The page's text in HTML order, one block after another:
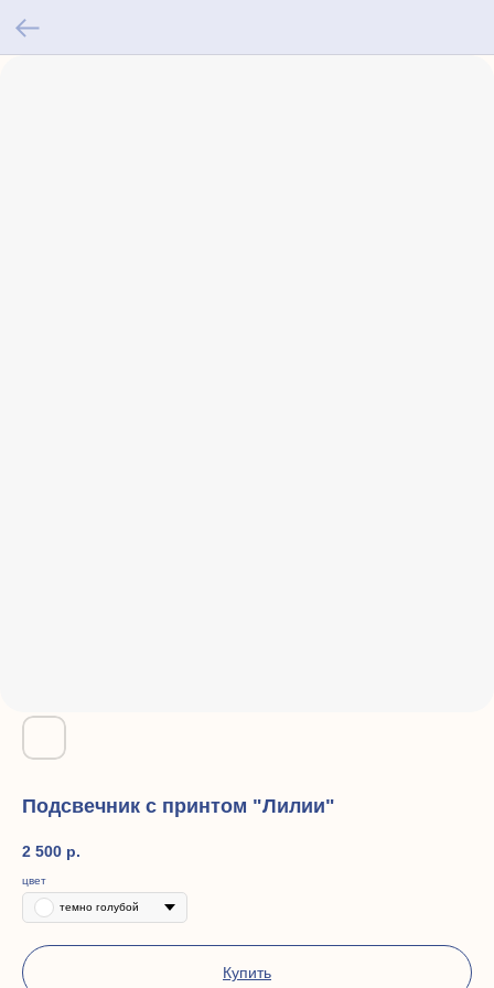
Подсвечник с принтом "Лилии"
2 500 р.
цвет
темно голубой
Купить